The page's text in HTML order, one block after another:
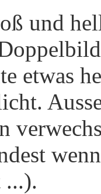
und
etwas
...).